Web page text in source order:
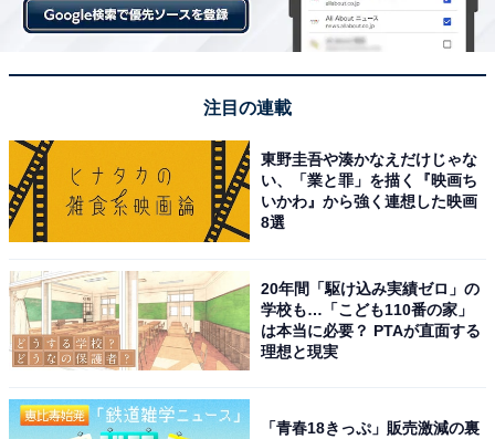
注目の連載
東野圭吾や湊かなえだけじゃな
い、「業と罪」を描く『映画ち
いかわ』から強く連想した映画
8選
20年間「駆け込み実績ゼロ」の
学校も…「こども110番の家」
は本当に必要？ PTAが直面する
理想と現実
「青春18きっぷ」販売激減の裏